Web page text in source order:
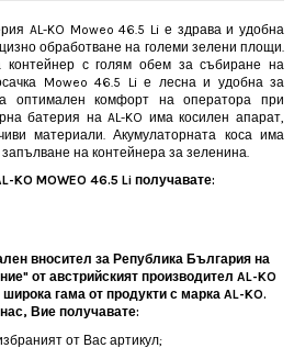
AL-KO Moweo 46.5 Li е здрава и удобна
обработване на големи зелени площи.
контейнер с голям обем за събиране на
Moweo 46.5 Liе лесна и удобна за
оптимален комфорт на оператора при
батерия на AL-KO има косилен апарат,
материали. Акумулаторната коса има
на контейнера за зеленина.
KO MOWEO 46.5 Li получавате:
вносител за Република България на
от австрийският производител AL-KO
гама от продукти с марка AL-KO.
Вие получавате:
от Вас артикул;